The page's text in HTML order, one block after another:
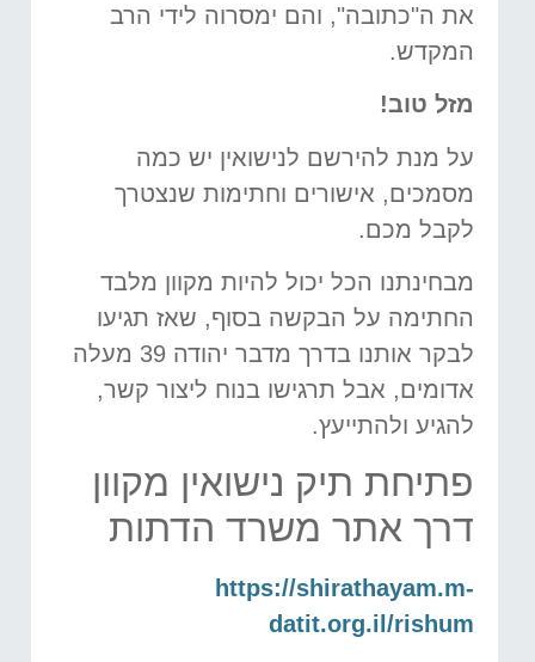
את ה"כתובה", והם ימסרוה לידי הרב
המקדש.
מזל טוב!
על מנת להירשם לנישואין יש כמה
מסמכים, אישורים וחתימות שנצטרך
לקבל מכם.
מבחינתנו הכל יכול להיות מקוון מלבד
החתימה על הבקשה בסוף, שאז תגיעו
לבקר אותנו בדרך מדבר יהודה 39 מעלה
אדומים, אבל תרגישו בנוח ליצור קשר,
להגיע ולהתייעץ.
פתיחת תיק נישואין מקוון
דרך אתר משרד הדתות
https://shirathayam.m-
datit.org.il/rishum